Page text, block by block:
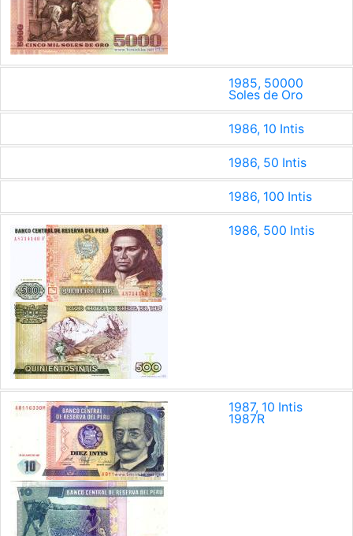
1985, 50000
Soles de Oro
1986, 10 Intis
1986, 50 Intis
1986, 100 Intis
1986, 500 Intis
1987, 10 Intis
1987R